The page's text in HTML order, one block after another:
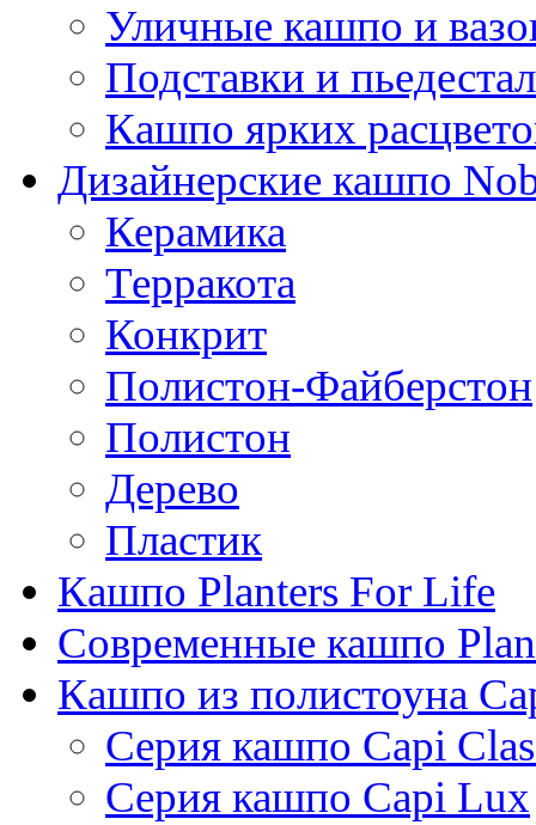
Уличные кашпо и
Подставки и
Кашпо ярких
Дизайнерские кашпо
Керамика
Терракота
Конкрит
Полистон-Файберстон
Полистон
Дерево
Пластик
Кашпо Planters For Life
Современные кашпо
Кашпо из полистоуна
Серия кашпо Capi
Серия кашпо Capi Lux